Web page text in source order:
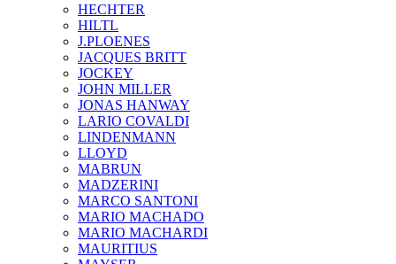
HECHTER
HILTL
J.PLOENES
JAСQUES BRITT
JOCKEY
JOHN MILLER
JONAS HANWAY
LARIO COVALDI
LINDENMANN
LLOYD
MABRUN
MADZERINI
MARCO SANTONI
MARIO MACHADO
MARIO MACHARDI
MAURITIUS